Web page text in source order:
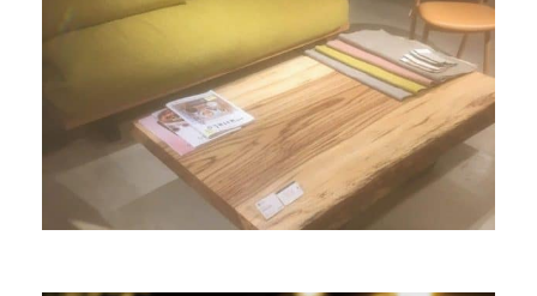
商品情報
直営店
イベント